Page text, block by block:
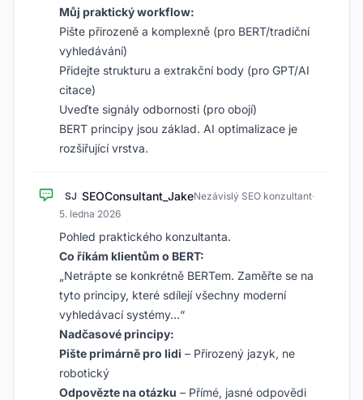
Můj praktický workflow:
Pište přirozeně a komplexně (pro BERT/tradiční
vyhledávání)
Přidejte strukturu a extrakční body (pro GPT/AI
citace)
Uveďte signály odbornosti (pro obojí)
BERT principy jsou základ. AI optimalizace je
rozšiřující vrstva.
SJ SEOConsultant_JakeNezávislý SEO konzultant·
5. ledna 2026
Pohled praktického konzultanta.
Co říkám klientům o BERT:
„Netrápte se konkrétně BERTem. Zaměřte se na
tyto principy, které sdílejí všechny moderní
vyhledávací systémy…“
Nadčasové principy:
Pište primárně pro lidi – Přirozený jazyk, ne
robotický
Odpovězte na otázku – Přímé, jasné odpovědi